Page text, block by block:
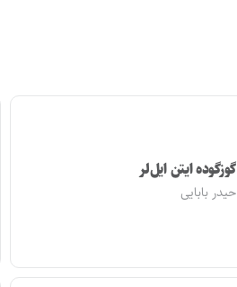
گوزگوده ایتن ایل‌لر
حیدر بابایی